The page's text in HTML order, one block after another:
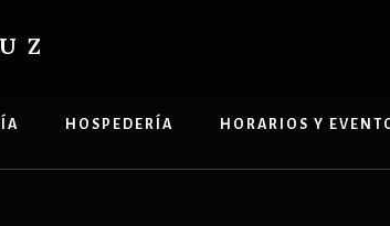
HOSPEDERÍA HORARIOS Y